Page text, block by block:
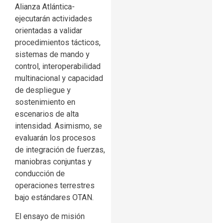
Alianza Atlántica-
ejecutarán actividades
orientadas a validar
procedimientos tácticos,
sistemas de mando y
control, interoperabilidad
multinacional y capacidad
de despliegue y
sostenimiento en
escenarios de alta
intensidad. Asimismo, se
evaluarán los procesos
de integración de fuerzas,
maniobras conjuntas y
conducción de
operaciones terrestres
bajo estándares OTAN.
El ensayo de misión